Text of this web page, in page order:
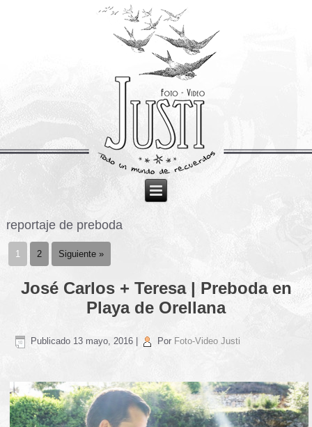
reportaje de preboda
1 2 Siguiente »
José Carlos + Teresa | Preboda en
Playa de Orellana
Publicado 13 mayo, 2016 Por Foto-Video Justi